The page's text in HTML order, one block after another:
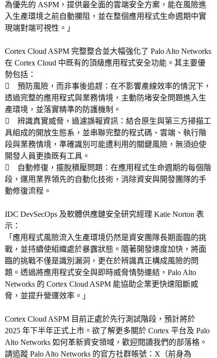
為優先的 ASPM，提供最全面的雲端安全方案，能在風險進
入生產環境之前自動攔阻，並在整個應用程式生命週期中實
現端對端可視性。」
Cortex Cloud ASPM 完整整合並大幅強化了 Palo Alto Networks
在 Cortex Cloud 中既有的頂級應用程式安全功能。其主要優
勢包括：
 預防風險，而非事後追趕：在不影響產線效率的情況下，
透過完整的應用程式與業務情境，主動防堵安全問題進入生
產環境，並落實精準的防護機制。
 辨識真實威脅，過濾誤報資訊：結合原生與第三方掃描工
具組成的開放生態系，並串聯完整的程式碼、雲端、執行階
段與業務情境，準確識別可能遭利用的關鍵風險，無須迫使
開發人員更換既有工具。
 自動修復，擺脫積壓問題：在應用程式生命週期的每個階
段，運用業界領先的自動化技術，消除資安與開發團隊的手
動修復流程。
IDC DevSecOps 及軟體供應鏈安全研究經理 Katie Norton 表
示：
「應用程式風險流入生產環境仍然是資安團隊長期面臨的挑
戰，並持續使組織處於暴露狀態。隨著開發速度加快，將面
臨的挑戰不僅是識別漏洞，更在於辨識真正構成風險的問
題。透過將應用程式安全與即時威脅情勢連結，Palo Alto
Networks 的 Cortex Cloud ASPM 能協助企業更快速阻斷威
脅，並提升營運效率。」
Cortex Cloud ASPM 目前正處於先行測試階段，預計將於
2025 年下半年正式上市。欲了解更多關於 Cortex 平台及 Palo
Alto Networks 如何革新資安領域，歡迎閱讀我們的部落格。
請追蹤 Palo Alto Networks 的官方社群帳號：X（前身為